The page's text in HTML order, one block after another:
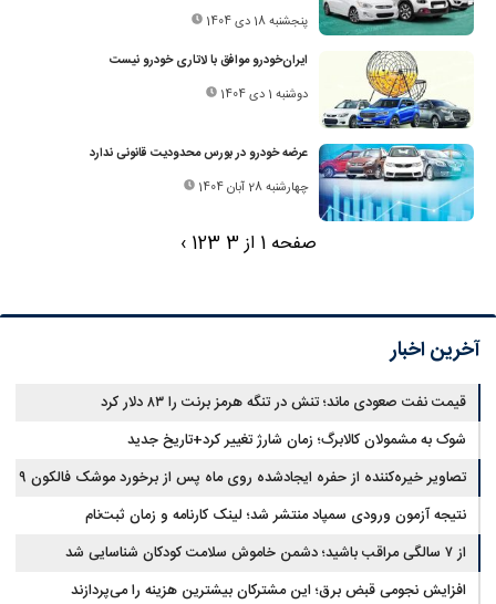
پنجشنبه 18 دی 1404
ایران‌خودرو موافق با لاتاری خودرو نیست
دوشنبه 1 دی 1404
عرضه خودرو در بورس محدودیت قانونی ندارد
چهارشنبه 28 آبان 1404
صفحه 1 از 3 123
›
آخرین اخبار
قیمت نفت صعودی ماند؛ تنش در تنگه هرمز برنت را ۸۳ دلار کرد
شوک به مشمولان کالابرگ؛ زمان شارژ تغییر کرد+تاریخ جدید
تصاویر خیره‌کننده از حفره ایجادشده روی ماه پس از برخورد موشک فالکون ۹
نتیجه آزمون ورودی سمپاد منتشر شد؛ لینک کارنامه و زمان ثبت‌نام
از ۷ سالگی مراقب باشید؛ دشمن خاموش سلامت کودکان شناسایی شد
افزایش نجومی قبض برق؛ این مشترکان بیشترین هزینه را می‌پردازند